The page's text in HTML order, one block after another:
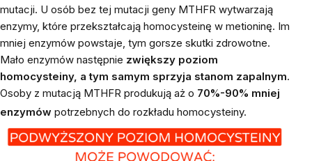
mutacji. U osób bez tej mutacji geny MTHFR wytwarzają
enzymy, które przekształcają homocysteinę w metioninę. Im
mniej enzymów powstaje, tym gorsze skutki zdrowotne.
Mało enzymów następnie zwiększy poziom
homocysteiny, a tym samym sprzyja stanom zapalnym.
Osoby z mutacją MTHFR produkują aż o 70%-90% mniej
enzymów potrzebnych do rozkładu homocysteiny.